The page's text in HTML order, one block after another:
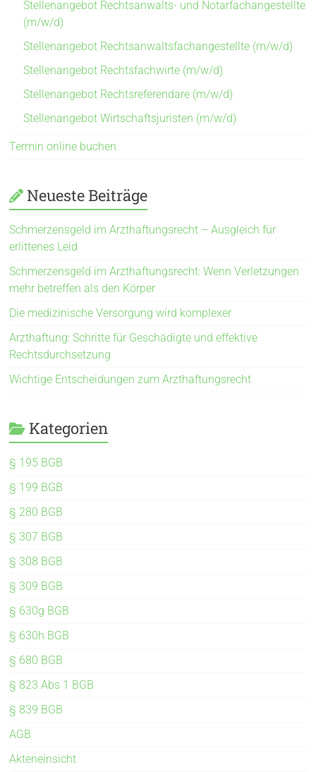
Stellenangebot Rechtsanwalts- und Notarfachangestellte
(m/w/d)
Stellenangebot Rechtsanwaltsfachangestellte (m/w/d)
Stellenangebot Rechtsfachwirte (m/w/d)
Stellenangebot Rechtsreferendare (m/w/d)
Stellenangebot Wirtschaftsjuristen (m/w/d)
Termin online buchen
Neueste Beiträge
Schmerzensgeld im Arzthaftungsrecht – Ausgleich für
erlittenes Leid
Schmerzensgeld im Arzthaftungsrecht: Wenn Verletzungen
mehr betreffen als den Körper
Die medizinische Versorgung wird komplexer
Arzthaftung: Schritte für Geschädigte und effektive
Rechtsdurchsetzung
Wichtige Entscheidungen zum Arzthaftungsrecht
Kategorien
§ 195 BGB
§ 199 BGB
§ 280 BGB
§ 307 BGB
§ 308 BGB
§ 309 BGB
§ 630g BGB
§ 630h BGB
§ 680 BGB
§ 823 Abs 1 BGB
§ 839 BGB
AGB
Akteneinsicht